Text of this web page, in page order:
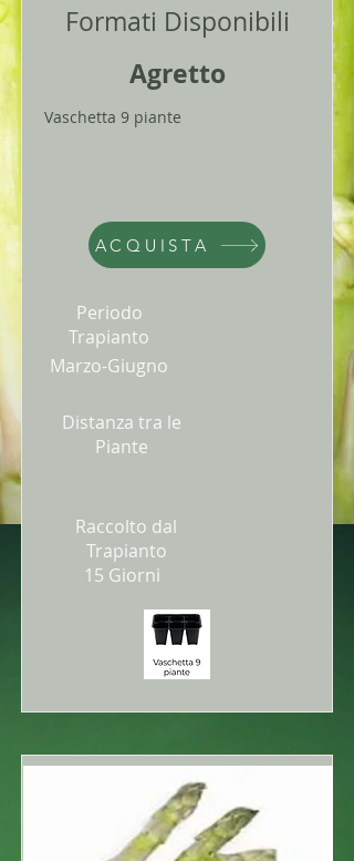
Formati Disponibili
Agretto
Vaschetta 9 piante
ACQUISTA
Periodo
Trapianto
Marzo-Giugno
Distanza tra le
Piante
Raccolto dal
Trapianto
15 Giorni